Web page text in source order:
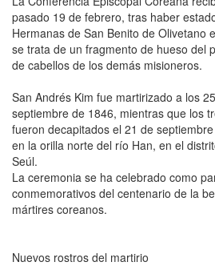
pasado 19 de febrero, tras haber
Hermanas de San Benito de Olivetano
se trata de un fragmento de hueso del
de cabellos de los demás misioneros.
San Andrés Kim fue martirizado a los
septiembre de 1846, mientras que los
fueron decapitados el 21 de
en la orilla norte del río Han, en el
Seúl.
La ceremonia se ha celebrado como
conmemorativos del centenario de la
mártires coreanos.
Nuevos rostros del martirio